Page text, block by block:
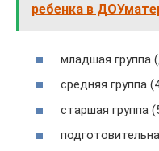
ребенка в
младшая группа
средняя группа
старшая группа